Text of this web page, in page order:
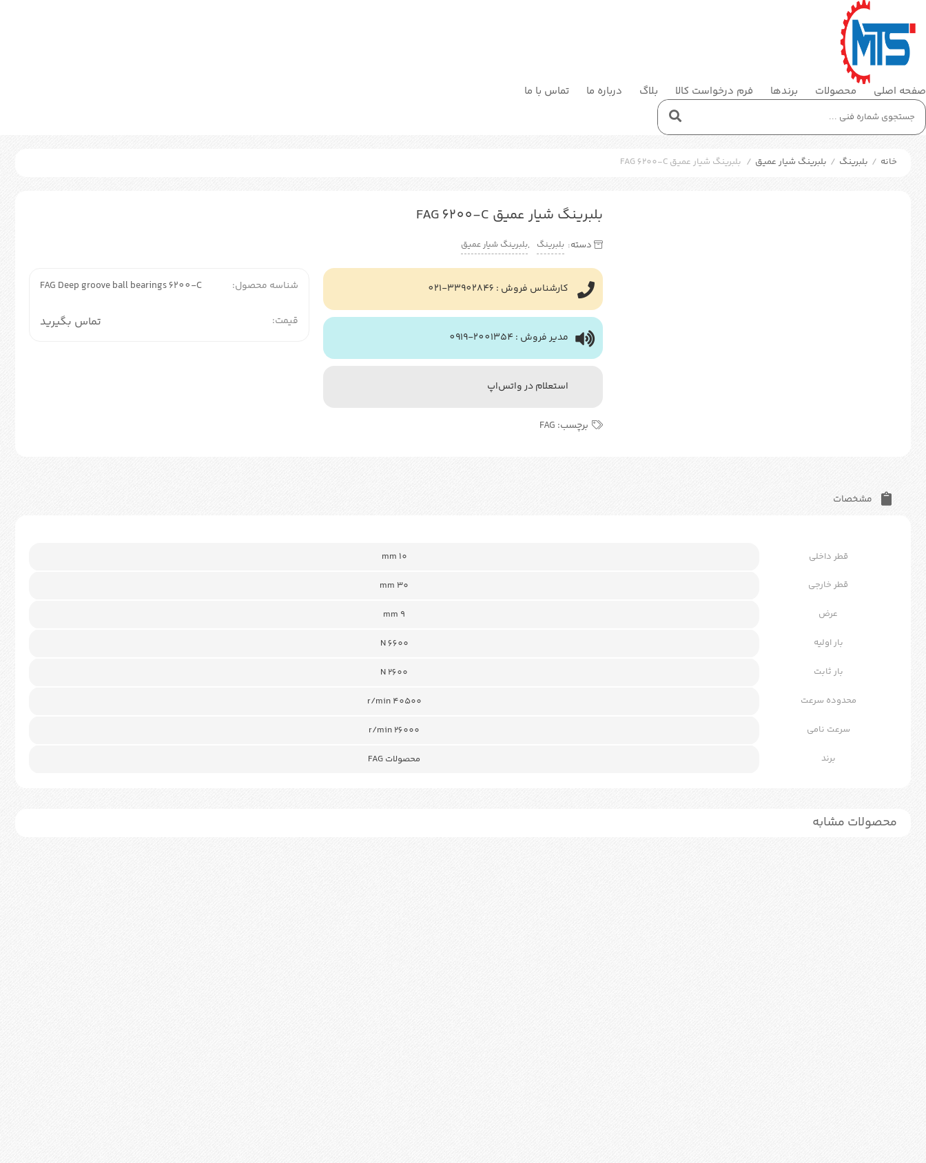
صفحه اصلی محصولات برندها فرم درخواست کالا بلاگ درباره ما تماس با ما
خانه / بلبرینگ / بلبرینگ شیار عمیق / بلبرینگ شیار عمیق FAG 6200-C
بلبرینگ شیار عمیق FAG 6200-C
دسته: بلبرینگ ,بلبرینگ شیار عمیق
کارشناس فروش : 33902846-021
مدیر فروش : 2001354-0919
استعلام در واتس‌اپ
برچسب: FAG
شناسه محصول: FAG Deep groove ball bearings 6200-C
قیمت: تماس بگیرید
مشخصات
قطر داخلی mm 10
قطر خارجی mm 30
عرض 9 mm
بار اولیه N 6600
بار ثابت N 2600
محدوده سرعت r/min 40500
سرعت نامی r/min 26000
برند محصولات FAG
محصولات مشابه